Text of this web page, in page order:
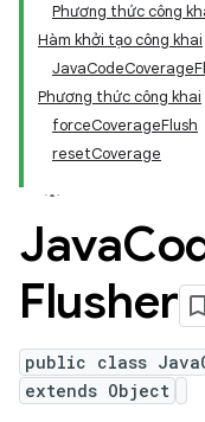
Phương thức công
Hàm khởi tạo công khai
Phương thức công khai
forceCoverageFlush
resetCoverage
Java
Flusher
public class
extends Object